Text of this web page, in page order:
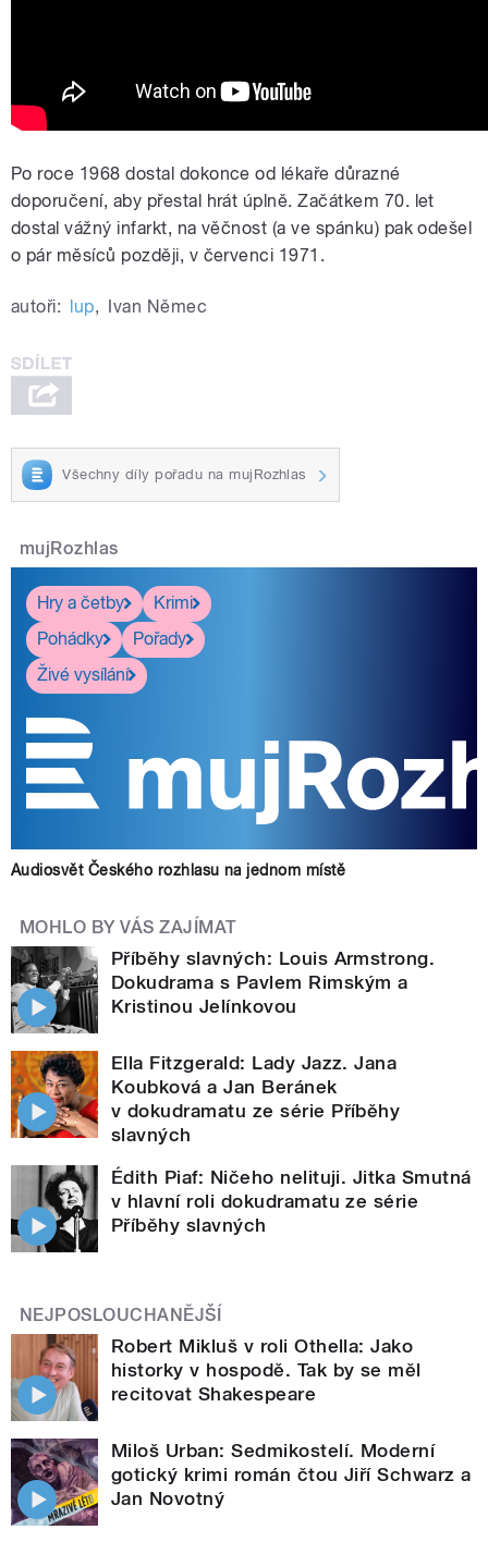
Po roce 1968 dostal dokonce od lékaře důrazné
doporučení, aby přestal hrát úplně. Začátkem 70. let
dostal vážný infarkt, na věčnost (a ve spánku) pak odešel
o pár měsíců později, v červenci 1971.
autoři: lup, Ivan Němec
Všechny díly pořadu na mujRozhlas
mujRozhlas
Hry a četby
Krimi
Pohádky
Pořady
Živé vysílání
Audiosvět Českého rozhlasu na jednom místě
MOHLO BY VÁS ZAJÍMAT
Příběhy slavných: Louis Armstrong.
Dokudrama s Pavlem Rimským a
Kristinou Jelínkovou
Ella Fitzgerald: Lady Jazz. Jana
Koubková a Jan Beránek
v dokudramatu ze série Příběhy
slavných
Édith Piaf: Ničeho nelituji. Jitka Smutná
v hlavní roli dokudramatu ze série
Příběhy slavných
NEJPOSLOUCHANĚJŠÍ
Robert Mikluš v roli Othella: Jako
historky v hospodě. Tak by se měl
recitovat Shakespeare
Miloš Urban: Sedmikostelí. Moderní
gotický krimi román čtou Jiří Schwarz a
Jan Novotný